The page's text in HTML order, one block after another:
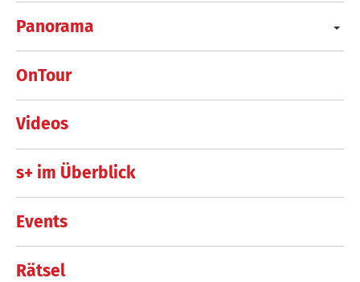
Panorama
OnTour
Videos
s+ im Überblick
Events
Rätsel